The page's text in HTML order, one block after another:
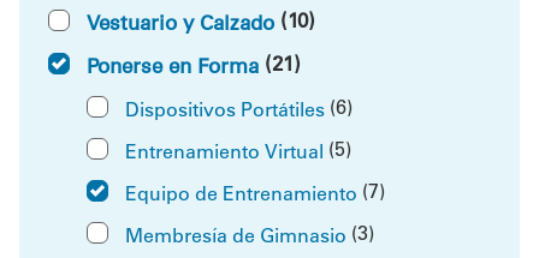
Vestuario y Calzado (10)
Ponerse en Forma (21)
Dispositivos Portátiles (6)
Entrenamiento Virtual (5)
Equipo de Entrenamiento (7)
Membresía de Gimnasio (3)